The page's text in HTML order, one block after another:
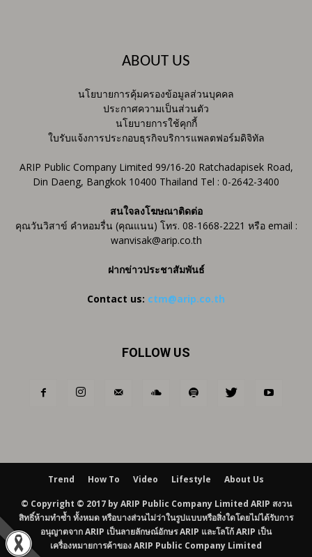
ABOUT US
นโยบายการคุ้มครองข้อมูลส่วนบุคคล
ประกาศความเป็นส่วนตัว
นโยบายการใช้คุกกี้
ใบรับแจ้งการประกอบธุรกิจบริการแพลตฟอร์มดิจิทัล
ARIP Public Company Limited 99/16-20 Ratchadapisek Road,
Din Daeng, Bangkok 10400 Thailand Tel : 0-2642-3400
สนใจลงโฆษณาติดต่อ
คุณวันวิสาข์ คำหอมรื่น (คุณแนน) โทร. 08-1668-2221 หรือ email :
wanvisak@arip.co.th
ฝากข่าวประชาสัมพันธ์
Contact us: ctm@arip.co.th
FOLLOW US
Trend How To Video Lifestyle About Us
© Copyright © 2017 by ARIP Public Company Limited ARIP สงวน
สิทธิ์ห้ามทำซ้ำ ทั้งหมด หรือบางส่วนไม่ว่าในรูปแบบหรือสิ่งใดโดยไม่ได้รับการ
อนุญาตจาก ARIP เป็นลายลักษณ์อักษร ARIP และโลโก้ ARIP เป็น
เครื่องหมายการค้าของ ARIP Public Company Limited